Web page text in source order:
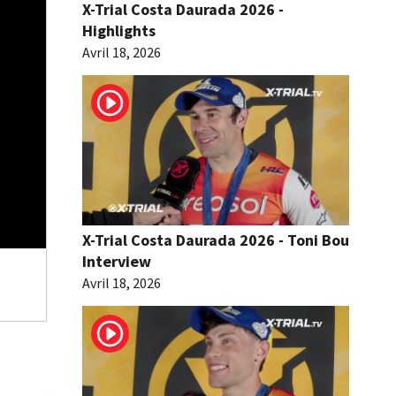
X-Trial Costa Daurada 2026 -
Highlights
Avril 18, 2026
X-Trial Costa Daurada 2026 - Toni Bou
Interview
Avril 18, 2026